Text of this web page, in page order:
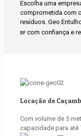
Escolha uma
comprometida com
resíduos. Geo
DF com confiança e
Locação de
Com volume de 5
capacidade para até